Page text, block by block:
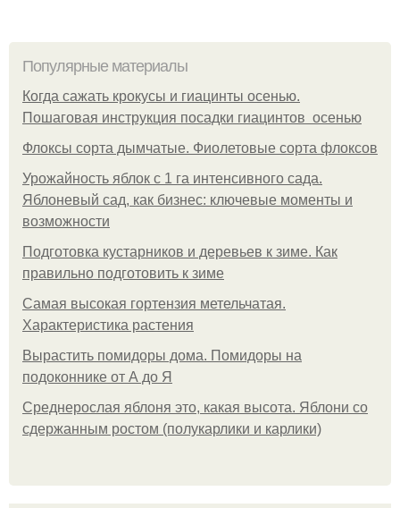
Популярные материалы
Когда сажать крокусы и гиацинты осенью.
Пошаговая инструкция посадки гиацинтов осенью
Флоксы сорта дымчатые. Фиолетовые сорта флоксов
Урожайность яблок с 1 га интенсивного сада.
Яблоневый сад, как бизнес: ключевые моменты и
возможности
Подготовка кустарников и деревьев к зиме. Как
правильно подготовить к зиме
Самая высокая гортензия метельчатая.
Характеристика растения
Вырастить помидоры дома. Помидоры на
подоконнике от А до Я
Среднерослая яблоня это, какая высота. Яблони со
сдержанным ростом (полукарлики и карлики)